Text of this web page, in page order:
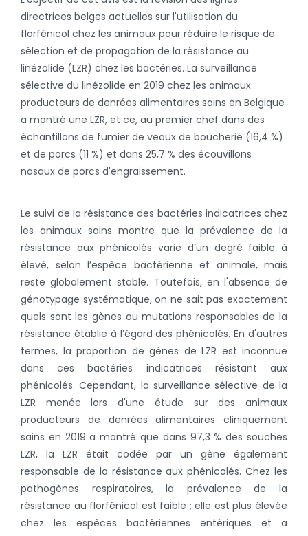
directrices belges actuelles sur l'utilisation du
florfénicol chez les animaux pour réduire le risque de
sélection et de propagation de la résistance au
linézolide (LZR) chez les bactéries. La surveillance
sélective du linézolide en 2019 chez les animaux
producteurs de denrées alimentaires sains en Belgique
a montré une LZR, et ce, au premier chef dans des
échantillons de fumier de veaux de boucherie (16,4 %)
et de porcs (11 %) et dans 25,7 % des écouvillons
nasaux de porcs d'engraissement.
Le suivi de la résistance des bactéries indicatrices chez
les animaux sains montre que la prévalence de la
résistance aux phénicolés varie d’un degré faible à
élevé, selon l’espèce bactérienne et animale, mais
reste globalement stable. Toutefois, en l'absence de
génotypage systématique, on ne sait pas exactement
quels sont les gènes ou mutations responsables de la
résistance établie à l’égard des phénicolés. En d'autres
termes, la proportion de gènes de LZR est inconnue
dans ces bactéries indicatrices résistant aux
phénicolés. Cependant, la surveillance sélective de la
LZR menée lors d'une étude sur des animaux
producteurs de denrées alimentaires cliniquement
sains en 2019 a montré que dans 97,3 % des souches
LZR, la LZR était codée par un gène également
responsable de la résistance aux phénicolés. Chez les
pathogènes respiratoires, la prévalence de la
résistance au florfénicol est faible ; elle est plus élevée
chez les espèces bactériennes entériques et a